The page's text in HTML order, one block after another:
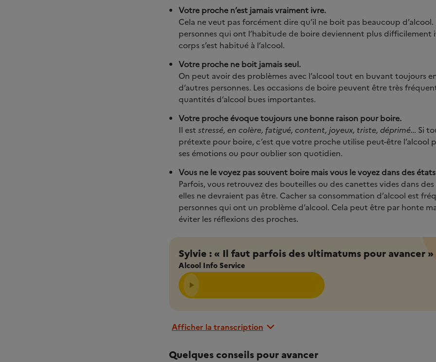
Votre proche n’est jamais vraiment ivre.
Cela ne veut pas forcément dire qu’il ne boit pas beaucoup d’alcool.
personnes qui ont l’habitude de boire deviennent plus difficilement
corps s’est habitué à l’alcool.
Votre proche ne boit jamais seul.
On peut avoir des problèmes avec l’alcool tout en buvant toujours
d’autres personnes. Les occasions de boire peuvent être très
quantités d’alcool bues importantes.
Votre proche évoque toujours une bonne raison pour boire.
Il est stressé, en colère, fatigué, content, joyeux, triste, déprimé… Si
prétexte pour boire, c’est que votre proche utilise peut-être l’alcool
ses émotions ou pour oublier son quotidien.
Vous ne le voyez pas souvent boire mais vous le voyez dans des
Parfois, vous retrouvez des bouteilles ou des canettes vides dans
elles ne devraient pas être. Cacher sa consommation d’alcool est
personnes qui ont un problème d’alcool. Cela peut être par honte
éviter les réflexions des proches.
Sylvie : « Il faut parfois des ultimatums pour avancer »
Alcool Info Service
Afficher la transcription
Quelques conseils pour avancer